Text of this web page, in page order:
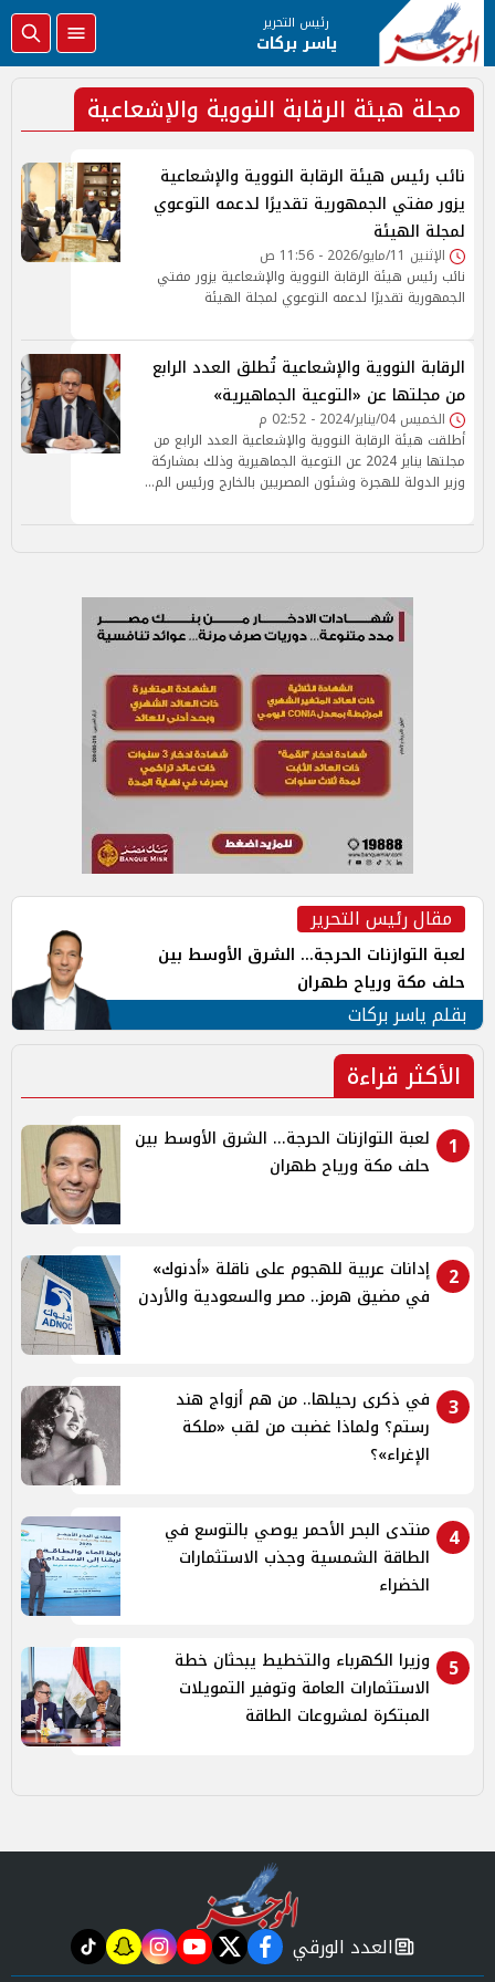
رئيس التحرير
ياسر بركات
مجلة هيئة الرقابة النووية والإشعاعية
نائب رئيس هيئة الرقابة النووية والإشعاعية
يزور مفتي الجمهورية تقديرًا لدعمه التوعوي
لمجلة الهيئة
الإثنين 11/مايو/2026 - 11:56 ص
نائب رئيس هيئة الرقابة النووية والإشعاعية يزور مفتي
الجمهورية تقديرًا لدعمه التوعوي لمجلة الهيئة
الرقابة النووية والإشعاعية تُطلق العدد الرابع
من مجلتها عن «التوعية الجماهيرية»
الخميس 04/يناير/2024 - 02:52 م
أطلقت هيئة الرقابة النووية والإشعاعية العدد الرابع من
مجلتها يناير 2024 عن التوعية الجماهيرية وذلك بمشاركة
وزير الدولة للهجرة وشئون المصريين بالخارج ورئيس الم…
مقال رئيس التحرير
لعبة التوازنات الحرجة... الشرق الأوسط بين
حلف مكة ورياح طهران
بقلم ياسر بركات
الأكثر قراءة
1
لعبة التوازنات الحرجة... الشرق الأوسط بين
حلف مكة ورياح طهران
2
إدانات عربية للهجوم على ناقلة «أدنوك»
في مضيق هرمز.. مصر والسعودية والأردن
3
في ذكرى رحيلها.. من هم أزواج هند
رستم؟ ولماذا غضبت من لقب «ملكة
الإغراء»؟
4
منتدى البحر الأحمر يوصي بالتوسع في
الطاقة الشمسية وجذب الاستثمارات
الخضراء
5
وزيرا الكهرباء والتخطيط يبحثان خطة
الاستثمارات العامة وتوفير التمويلات
المبتكرة لمشروعات الطاقة
newspaper
العدد الورقي facebook
twitter
youtube
instagram
snapchat
tiktok